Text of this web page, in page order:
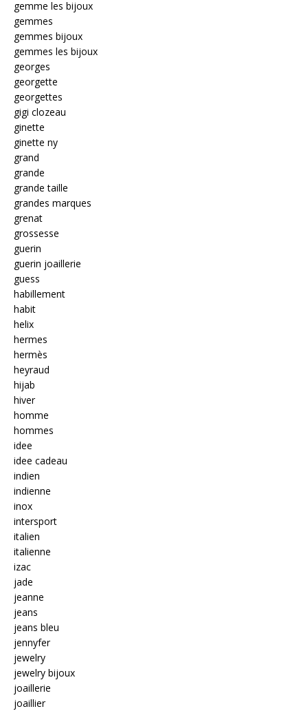
gemme les bijoux
gemmes
gemmes bijoux
gemmes les bijoux
georges
georgette
georgettes
gigi clozeau
ginette
ginette ny
grand
grande
grande taille
grandes marques
grenat
grossesse
guerin
guerin joaillerie
guess
habillement
habit
helix
hermes
hermès
heyraud
hijab
hiver
homme
hommes
idee
idee cadeau
indien
indienne
inox
intersport
italien
italienne
izac
jade
jeanne
jeans
jeans bleu
jennyfer
jewelry
jewelry bijoux
joaillerie
joaillier